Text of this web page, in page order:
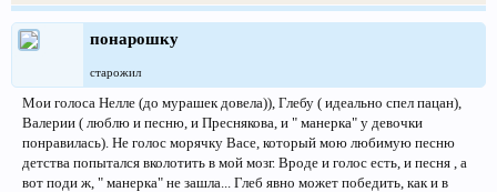
понарошку
старожил
Мои голоса Нелле (до мурашек довела)), Глебу ( идеально спел пацан),
Валерии ( люблю и песню, и Преснякова, и " манерка" у девочки
понравилась). Не голос морячку Васе, который мою любимую песню
детства попытался вколотить в мой мозг. Вроде и голос есть, и песня , а
вот поди ж, " манерка" не зашла... Глеб явно может победить, как и в